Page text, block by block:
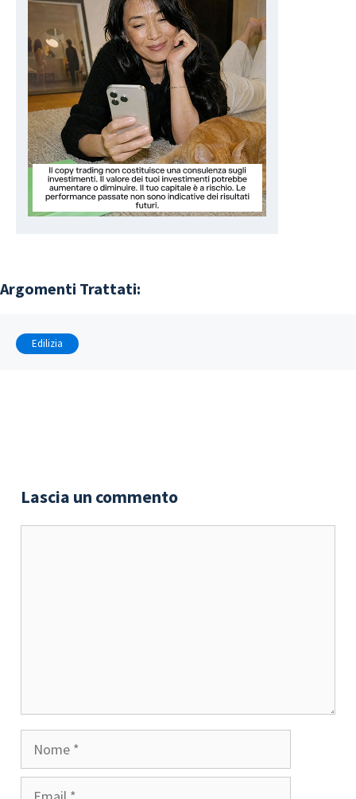
Argomenti Trattati:
Edilizia
Lascia un commento
Nome
Email